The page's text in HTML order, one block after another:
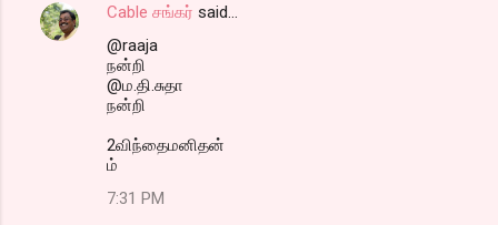
Cable சங்கர் said…
@raaja
நன்றி
@ம.தி.சுதா
நன்றி
2விந்தைமனிதன்
ம்
7:31 PM